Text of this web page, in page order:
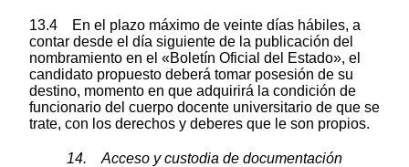
13.4 En el plazo máximo de veinte días hábiles, a
contar desde el día siguiente de la publicación del
nombramiento en el «Boletín Oficial del Estado», el
candidato propuesto deberá tomar posesión de su
destino, momento en que adquirirá la condición de
funcionario del cuerpo docente universitario de que se
trate, con los derechos y deberes que le son propios.
14. Acceso y custodia de documentación